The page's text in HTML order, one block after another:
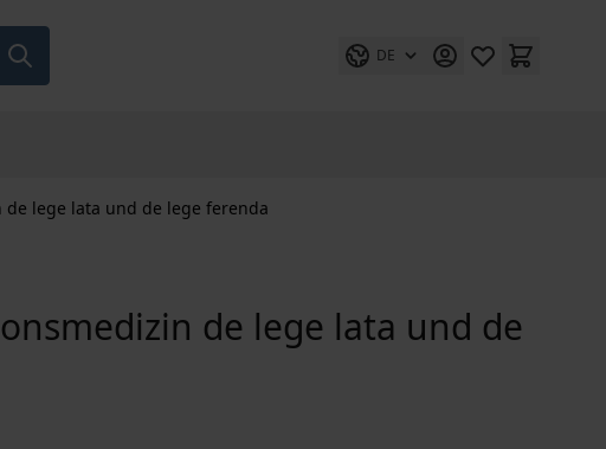
DE
de lege lata und de lege ferenda
de lege lata und de